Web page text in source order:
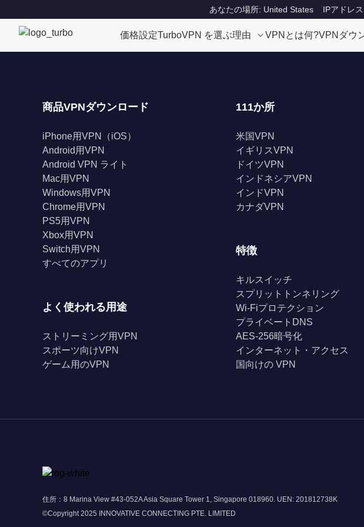
あなたの場所: United States IPアドレ
価格設定TurboVPN を選ぶ理由 VPNとは何?VPNダウ
商品VPNダウンロード
iPhone用VPN（iOS）
Android用VPN
Android VPN ライト
Mac用VPN
Windows用VPN
Chrome用VPN
PS5用VPN
Xbox用VPN
Switch用VPN
すべてのアプリ
よく使われる用途
ストリーミング用VPN
スポーツ向けVPN
ゲーム用のVPN
111か所
米国VPN
イギリスVPN
ドイツVPN
インドネシアVPN
インドVPN
カナダVPN
特徴
キルスイッチ
スプリットトンネリング
Wi-Fiプロテクション
プライベートDNS
AES-256暗号化
インターネット・アクセス
国向けの VPN
住所：8 Marina View #43-052A Asia Square Tower 1, Singapore 018960. UEN: 201812738K
©Copyright 2025 INNOVATIVE CONNECTING PTE. LIMITED